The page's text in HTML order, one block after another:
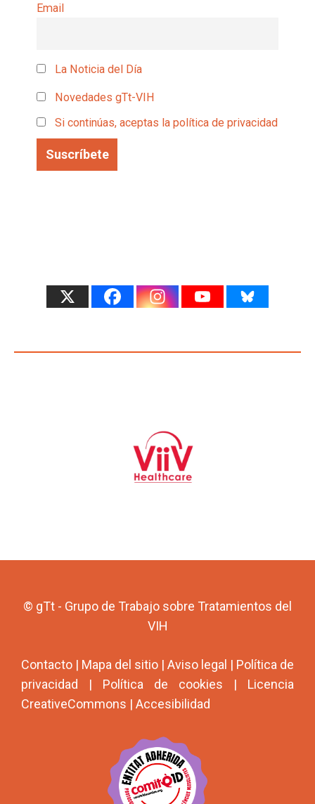
Email
La Noticia del Día
Novedades gTt-VIH
Si continúas, aceptas la política de privacidad
© gTt - Grupo de Trabajo sobre Tratamientos del
VIH
Contacto | Mapa del sitio | Aviso legal | Política de
privacidad | Política de cookies | Licencia
CreativeCommons | Accesibilidad